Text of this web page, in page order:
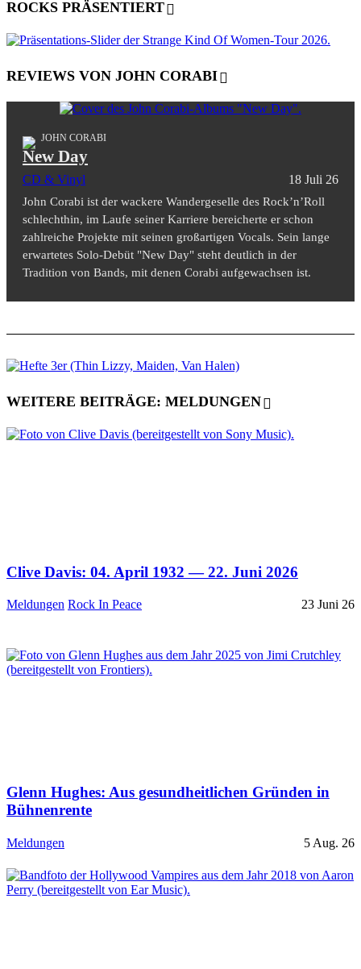
ROCKS PRÄSENTIERT
REVIEWS VON JOHN CORABI
JOHN CORABI
New Day
CD & Vinyl 18 Juli 26
John Corabi ist der wackere Wandergeselle des Rock’n’Roll
schlechthin, im Laufe seiner Karriere bereicherte er schon
zahlreiche Projekte mit seinen großartigen Vocals. Sein lange
erwartetes Solo-Debüt "New Day" steht deutlich in der
Tradition von Bands, mit denen Corabi aufgewachsen ist.
WEITERE BEITRÄGE: MELDUNGEN
Clive Davis: 04. April 1932 — 22. Juni 2026
Meldungen Rock In Peace 23 Juni 26
Glenn Hughes: Aus gesundheitlichen Gründen in
Bühnenrente
Meldungen 5 Aug. 26